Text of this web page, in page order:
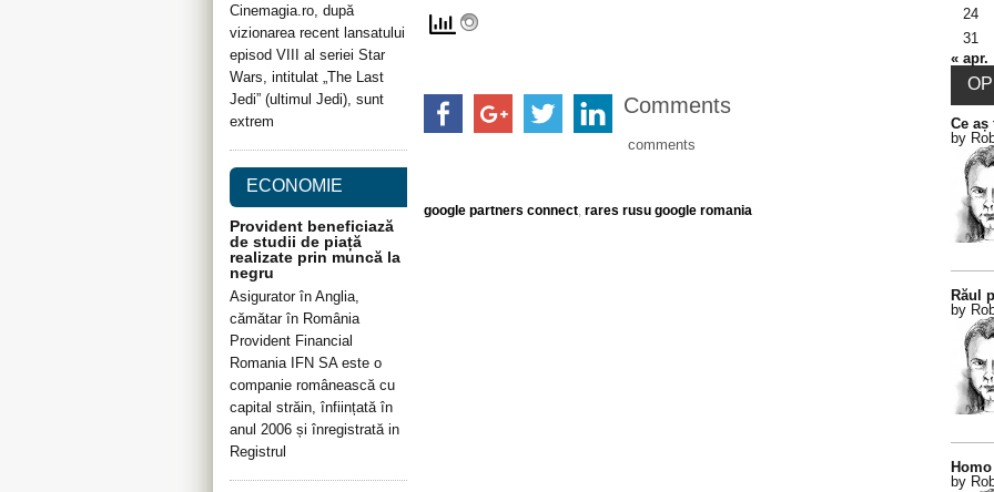
Comments
comments
google partners connect, rares rusu google romania
Cinemagia.ro, după
vizionarea recent lansatului
episod VIII al seriei Star
Wars, intitulat „The Last
Jedi” (ultimul Jedi), sunt
extrem
ECONOMIE
Provident beneficiază
de studii de piață
realizate prin muncă la
negru
Asigurator în Anglia,
cămătar în România
Provident Financial
Romania IFN SA este o
companie românească cu
capital străin, înființată în
anul 2006 și înregistrată in
Registrul
24
31
« apr.
Ce
by
Răul
by
by